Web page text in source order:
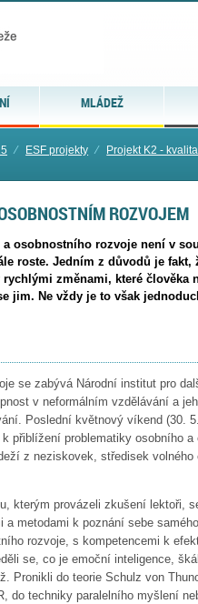
MLÁDEŽ
⁄ ESF projekty ⁄ Projekt K2 -
ROZVOJEM
a osobnostního rozvoje není v
roste. Jedním z důvodů je fakt,
změnami, které člověka
jim. Ne vždy je to však
se zabývá Národní institut pro
v neformálním vzdělávání a
Poslední květnový víkend (30.
přiblížení problematiky osobního
z neziskovek, středisek volného
kterým provázeli zkušení lektoři,
metodami k poznání sebe
rozvoje, s kompetencemi k
se, co je emoční inteligence,
Pronikli do teorie Schulz von
do techniky paralelního myšlení